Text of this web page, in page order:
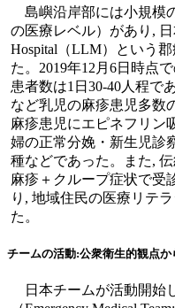
島嶼沿岸部には小規模
の医療レベル）があり, 日
Hospital（LLM）という
た。2019年12月6日時点
患者数は1日30-40人程で
など乳児の麻疹患児多数
麻疹患児にエピネフリン
婦の正常分娩・新生児診
種などであった。また,
麻疹＋クループ症状で受
り, 地域住民の医療リテ
た。
チームの活動:公衆衛生的観点
日本チームが活動開始